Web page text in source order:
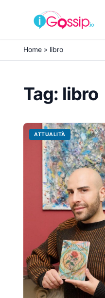
Skip to content
Home » libro
Tag: libro
ATTUALITÀ